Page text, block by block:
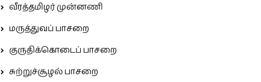
வீரத்தமிழர் முன்னணி
மருத்துவப் பாசறை
குருதிக்கொடைப் பாசறை
சுற்றுச்சூழல் பாசறை